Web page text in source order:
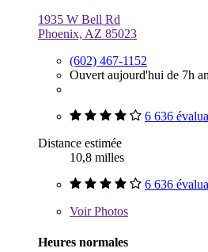
1935 W Bell Rd
Phoenix, AZ 85023
(602) 467-1152
Ouvert aujourd'hui de 7h
6 636
Distance estimée
10,8 milles
6 636
VoirPhotos
Heures normales